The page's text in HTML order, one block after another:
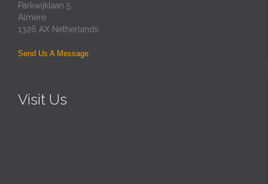
Parkwijklaan 5
Almere
1326 AX Netherlands
Send Us A Message
Visit Us